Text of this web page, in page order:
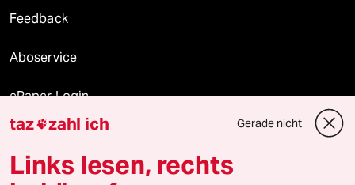
Feedback
Aboservice
ePaper Login
Downloads für Abonnierende
taz zahl ich Gerade nicht
Links lesen, rechts